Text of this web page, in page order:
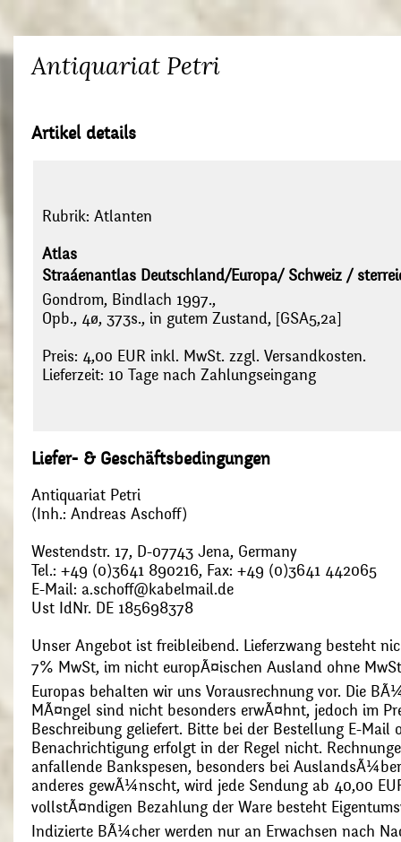
Antiquariat Petri
Artikel details
Rubrik: Atlanten
Atlas
Straáenantlas Deutschland/Europa/ Schweiz /
Gondrom, Bindlach 1997.,
Opb., 4ø, 373s., in gutem Zustand, [GSA5,2a]
Preis: 4,00 EUR inkl. MwSt. zzgl. Versandkosten.
Lieferzeit: 10 Tage nach Zahlungseingang
Liefer- & Geschäftsbedingungen
Antiquariat Petri
(Inh.: Andreas Aschoff)
Westendstr. 17, D-07743 Jena, Germany
Tel.: +49 (0)3641 890216, Fax: +49 (0)3641 442065
E-Mail: a.schoff@kabelmail.de
Ust IdNr. DE 185698378
Unser Angebot ist freibleibend. Lieferzwang besteht
7% MwSt, im nicht europÃ¤ischen Ausland ohne
Europas behalten wir uns Vorausrechnung vor. Die
MÃ¤ngel sind nicht besonders erwÃ¤hnt, jedoch im
Beschreibung geliefert. Bitte bei der Bestellung E-Mail
Benachrichtigung erfolgt in der Regel nicht.
anfallende Bankspesen, besonders bei
anderes gewÃ¼nscht, wird jede Sendung ab 40,00
vollstÃ¤ndigen Bezahlung der Ware besteht
Indizierte BÃ¼cher werden nur an Erwachsen nach